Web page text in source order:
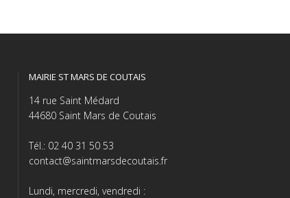
MAIRIE ST MARS DE COUTAIS
14 rue Saint Médard
44680 Saint Mars de Coutais
Tél.: 02 40 31 50 53
contact@saintmarsdecoutais.fr
Lundi, mercredi, vendredi :